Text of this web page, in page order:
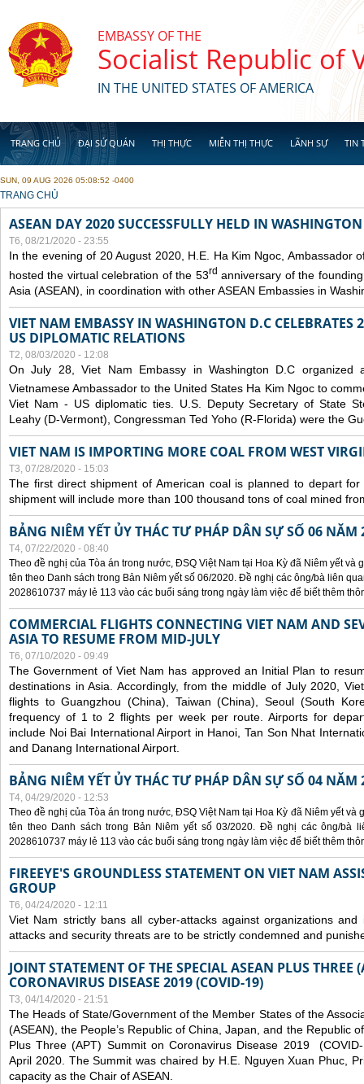
EMBASSY OF THE
Socialist Republic of
IN THE UNITED STATES OF AMERICA
TRANG CHỦ ĐẠI SỨ QUÁN THỊ THỰC MIỄN THỊ THỰC LÃNH SỰ TIN
SUN, 09 AUG 2026 05:08:52 -0400
YOU ARE HERE
TRANG CHỦ
ASEAN DAY 2020 SUCCESSFULLY HELD IN
T6, 08/21/2020 - 23:55
In the evening of 20 August 2020, H.E. Ha Kim Ngoc, Ambassador
hosted the virtual celebration of the 53rd anniversary of the
Asia (ASEAN), in coordination with other ASEAN Embassies in
VIET NAM EMBASSY IN WASHINGTON D.C CELEBRATES
US DIPLOMATIC RELATIONS
T2, 08/03/2020 - 12:08
On July 28, Viet Nam Embassy in Washington D.C organized
Vietnamese Ambassador to the United States Ha Kim Ngoc to
Viet Nam - US diplomatic ties. U.S. Deputy Secretary of State
Leahy (D-Vermont), Congressman Ted Yoho (R-Florida) were the
VIET NAM IS IMPORTING MORE COAL FROM WEST
T3, 07/28/2020 - 15:03
The first direct shipment of American coal is planned to depart
shipment will include more than 100 thousand tons of coal mined
BẢNG NIÊM YẾT ỦY THÁC TƯ PHÁP DÂN SỰ SỐ 06 NĂM
T4, 07/22/2020 - 08:40
Theo đề nghị của Tòa án trong nước, ĐSQ Việt Nam tại Hoa Kỳ đã Niêm yết và
tên theo Danh sách trong Bản Niêm yết số 06/2020. Đề nghị các ông/bà liên
2028610737 máy lẻ 113 vào các buổi sáng trong ngày làm việc để biết thêm
COMMERCIAL FLIGHTS CONNECTING VIET NAM AND
ASIA TO RESUME FROM MID-JULY
T6, 07/10/2020 - 09:49
The Government of Viet Nam has approved an Initial Plan to
destinations in Asia. Accordingly, from the middle of July 2020,
flights to Guangzhou (China), Taiwan (China), Seoul (South
frequency of 1 to 2 flights per week per route. Airports for
include Noi Bai International Airport in Hanoi, Tan Son Nhat
and Danang International Airport.
BẢNG NIÊM YẾT ỦY THÁC TƯ PHÁP DÂN SỰ SỐ 04 NĂM
T4, 04/29/2020 - 12:53
Theo đề nghị của Tòa án trong nước, ĐSQ Việt Nam tại Hoa Kỳ đã Niêm yết
tên theo Danh sách trong Bản Niêm yết số 03/2020. Đề nghị các ông/bà
2028610737 máy lẻ 113 vào các buổi sáng trong ngày làm việc để biết thêm
FIREEYE'S GROUNDLESS STATEMENT ON VIET NAM
GROUP
T6, 04/24/2020 - 12:11
Viet Nam strictly bans all cyber-attacks against organizations
attacks and security threats are to be strictly condemned and
JOINT STATEMENT OF THE SPECIAL ASEAN PLUS
CORONAVIRUS DISEASE 2019 (COVID-19)
T3, 04/14/2020 - 21:51
The Heads of State/Government of the Member States of the
(ASEAN), the People’s Republic of China, Japan, and the Republic
Plus Three (APT) Summit on Coronavirus Disease 2019
April 2020. The Summit was chaired by H.E. Nguyen Xuan Phuc,
capacity as the Chair of ASEAN.